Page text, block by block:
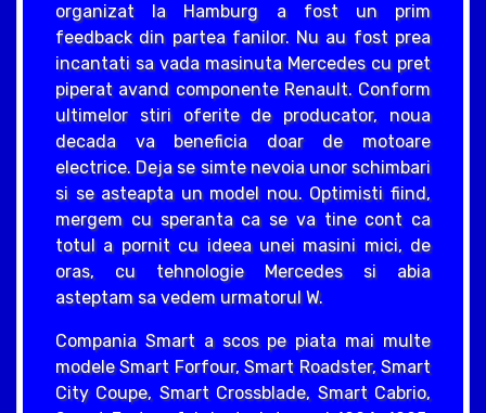
organizat la Hamburg a fost un prim
feedback din partea fanilor. Nu au fost prea
incantati sa vada masinuta Mercedes cu pret
piperat avand componente Renault. Conform
ultimelor stiri oferite de producator, noua
decada va beneficia doar de motoare
electrice. Deja se simte nevoia unor schimbari
si se asteapta un model nou. Optimisti fiind,
mergem cu speranta ca se va tine cont ca
totul a pornit cu ideea unei masini mici, de
oras, cu tehnologie Mercedes si abia
asteptam sa vedem urmatorul W.
Compania Smart a scos pe piata mai multe
modele Smart Forfour, Smart Roadster, Smart
City Coupe, Smart Crossblade, Smart Cabrio,